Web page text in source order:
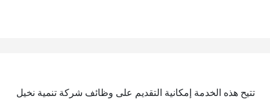
تتيح هذه الخدمة إمكانية التقديم على وظائف شركة تنمية نخيل